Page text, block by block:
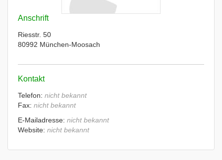
Anschrift
Riesstr. 50
80992 München-Moosach
Kontakt
Telefon: nicht bekannt
Fax: nicht bekannt
E-Mailadresse: nicht bekannt
Website: nicht bekannt